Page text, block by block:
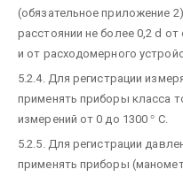
(обязательное приложение
расстоянии не более 0,2 d
и от расходомерного
5.2.4. Для регистрации
применять приборы класса
измерений от 0 до 1300° С.
5.2.5. Для регистрации
применять приборы